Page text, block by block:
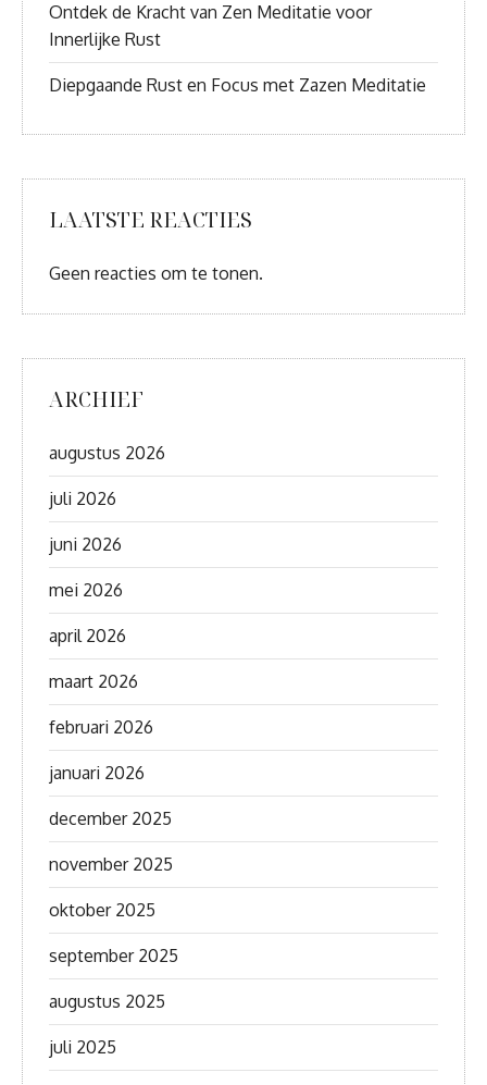
Ontdek de Kracht van Zen Meditatie voor
Innerlijke Rust
Diepgaande Rust en Focus met Zazen Meditatie
LAATSTE REACTIES
Geen reacties om te tonen.
ARCHIEF
augustus 2026
juli 2026
juni 2026
mei 2026
april 2026
maart 2026
februari 2026
januari 2026
december 2025
november 2025
oktober 2025
september 2025
augustus 2025
juli 2025